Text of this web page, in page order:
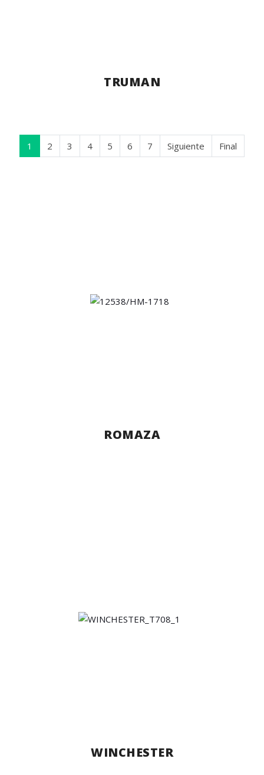
ROMAZA
WINCHESTER
TRUMAN
1 2 3 4 5 6 7 Siguiente Final